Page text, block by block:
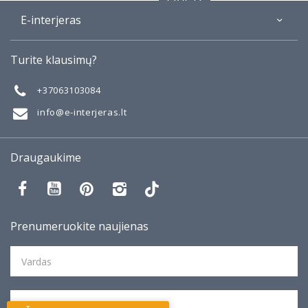
Vilniuje
Modernios klasikos namai Balsiuose
Kotedžas Vilniuje su mėlynais akcentais
115 kv.m namas su mansarda
senamiestyje
E-interjeras
Mano darbai
Taisyklės
Turite klausimų?
+37063103084
info@e-interjeras.lt
Draugaukime
Prenumeruokite naujienas